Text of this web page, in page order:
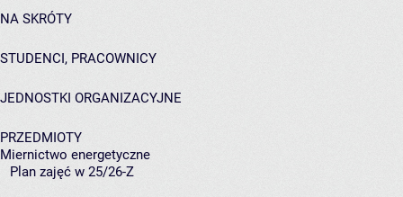
NA SKRÓTY
STUDENCI, PRACOWNICY
JEDNOSTKI ORGANIZACYJNE
PRZEDMIOTY
Miernictwo energetyczne
Plan zajęć w 25/26-Z